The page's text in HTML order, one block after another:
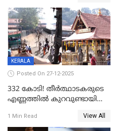
ഫേഷ്യലിന് 300 രൂപ
ആവശ്യപ്പെട്ടതിനെച്ചൊല്ലി
KERALA
Posted On 27-12-2025
332 കോടി! തീർത്ഥാടകരുടെ
എണ്ണത്തിൽ കുറവുണ്ടായിട്ടും
കുതിച്ചുയരുന്നു
1 Min Read View All